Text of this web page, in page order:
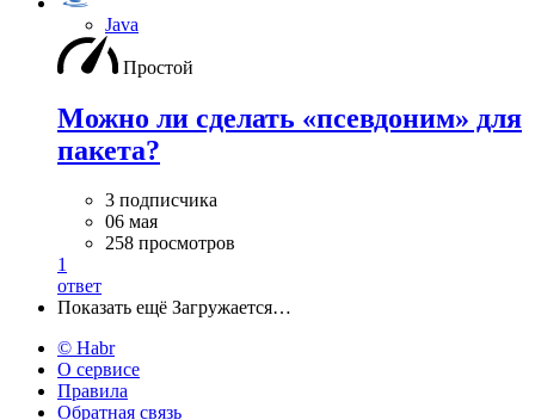
Java
Простой
Можно ли сделать «псевдоним» для
пакета?
3 подписчика
06 мая
258 просмотров
1
ответ
Показать ещё Загружается…
© Habr
О сервисе
Правила
Обратная связь